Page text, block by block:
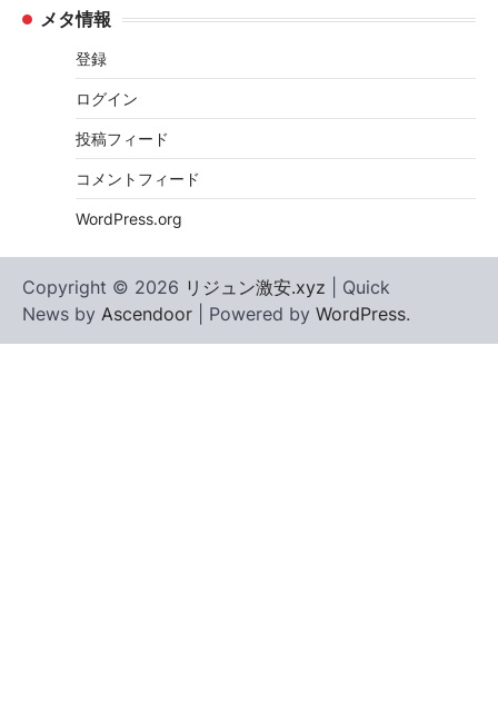
メタ情報
登録
ログイン
投稿フィード
コメントフィード
WordPress.org
Copyright © 2026 リジュン激安.xyz | Quick
News by Ascendoor | Powered by WordPress.